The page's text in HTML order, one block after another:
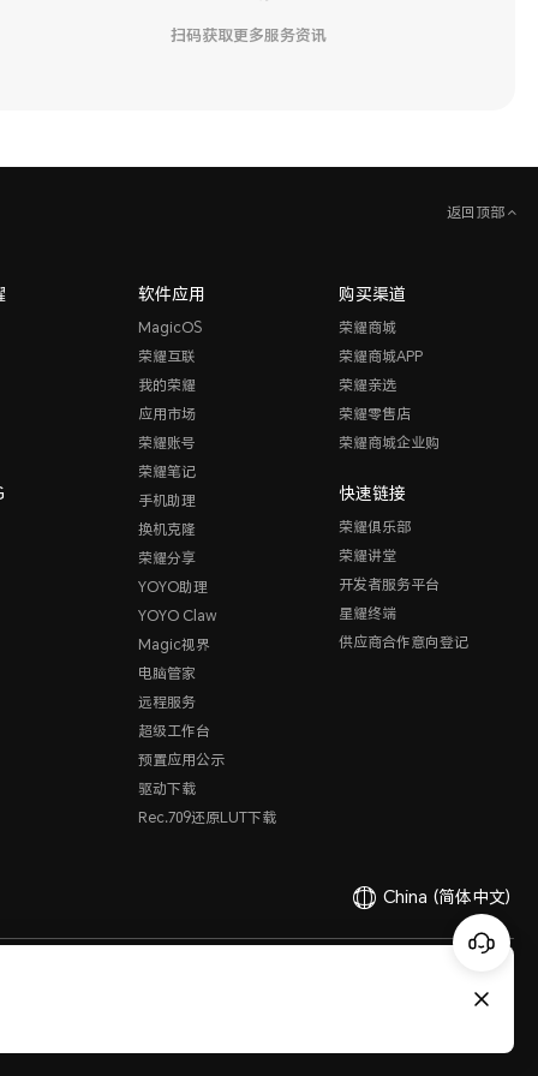
扫码获取更多服务资讯
返回顶部
软件应用
MagicOS
荣耀互联
我的荣耀
应用市场
荣耀账号
荣耀笔记
手机助理
换机克隆
荣耀分享
YOYO助理
YOYO Claw
Magic视界
电脑管家
远程服务
超级工作台
预置应用公示
驱动下载
Rec.709还原LUT下载
购买渠道
荣耀商城
荣耀商城APP
荣耀亲选
荣耀零售店
荣耀商城企业购
快速链接
荣耀俱乐部
荣耀讲堂
开发者服务平台
星耀终端
供应商合作意向登记
China (简体中文)
粤ICP备20047157号
医疗器械网络交易服务第三方平台备案